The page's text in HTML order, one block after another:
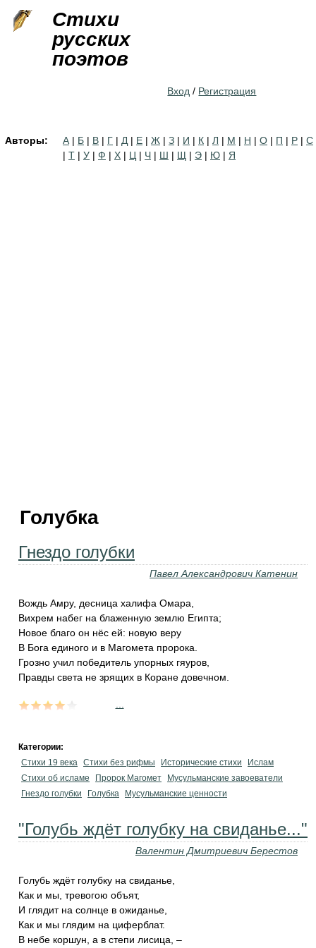
Стихи
русских
поэтов
Вход / Регистрация
Авторы: А | Б | В | Г | Д | Е | Ж | З | И | К | Л | М | Н | О | П | Р | С
| Т | У | Ф | Х | Ц | Ч | Ш | Щ | Э | Ю | Я
Голубка
Гнездо голубки
Павел Александрович Катенин
‎Вождь Амру, десница халифа Омара,
Вихрем набег на блаженную землю Египта;
Новое благо он нёс ей: новую веру
В Бога единого и в Магомета пророка.
Грозно учил победитель упорных гяуров,
Правды света не зрящих в Коране довечном.
Категории:
Стихи 19 века Стихи без рифмы Исторические стихи
Ислам
Стихи об исламе
Пророк Магомет
Мусульманские завоеватели
Гнездо голубки
Голубка Мусульманские ценности
"Голубь ждёт голубку на свиданье..."
Валентин Дмитриевич Берестов
Голубь ждёт голубку на свиданье,
Как и мы, тревогою объят,
И глядит на солнце в ожиданье,
Как и мы глядим на циферблат.
В небе коршун, а в степи лисица, –